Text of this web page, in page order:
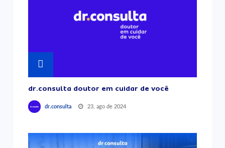
dr.consulta doutor em cuidar de você
dr.consulta 23, ago de 2024